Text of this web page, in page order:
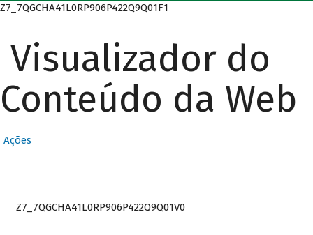
Z7_7QGCHA41L0RP906P422Q9Q01F1
Visualizador do
Conteúdo da Web
Ações
Z7_7QGCHA41L0RP906P422Q9Q01V0